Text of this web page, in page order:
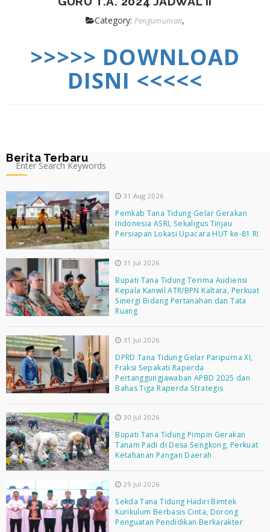
Category: Pengumuman,
>>>>> DOWNLOAD
DISNI <<<<<
Berita Terbaru
31 Aug 2026
Pemkab Tana Tidung Gelar Gerakan
Indonesia ASRI, Sekaligus Tinjau
Persiapan Lokasi Upacara HUT ke-81 RI
31 Jul 2026
Bupati Tana Tidung Terima Audiensi
Kepala Kanwil ATR/BPN Kaltara, Perkuat
Sinergi Bidang Pertanahan dan Tata
Ruang
31 Jul 2026
DPRD Tana Tidung Gelar Paripurna XI,
Fraksi Sepakati Raperda
Pertanggungjawaban APBD 2025 dan
Bahas Tiga Raperda Strategis
30 Jul 2026
Bupati Tana Tidung Pimpin Gerakan
Tanam Padi di Desa Sengkong, Perkuat
Ketahanan Pangan Daerah
29 Jul 2026
Sekda Tana Tidung Hadiri Bimtek
Kurikulum Berbasis Cinta, Dorong
Penguatan Pendidikan Berkarakter